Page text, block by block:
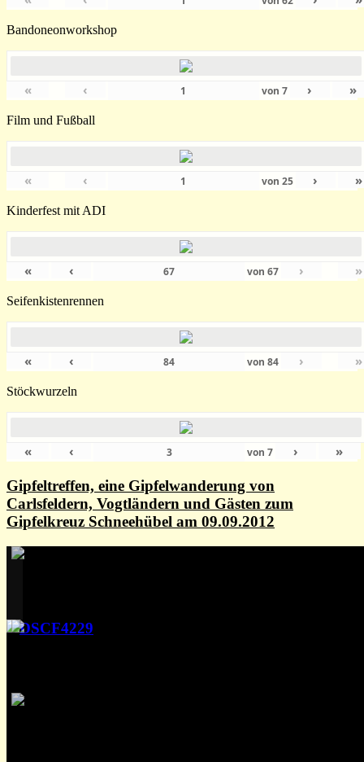
Bandoneonworkshop
« ‹ von 7 › »
Film und Fußball
« ‹ von 25 › »
Kinderfest mit ADI
« ‹ von67 › »
Seifenkistenrennen
« ‹ von84 › »
Stöckwurzeln
« ‹ von7 › »
Gipfeltreffen, eine Gipfelwanderung von
Carlsfeldern, Vogtländern und Gästen zum
Gipfelkreuz Schneehübel am 09.09.2012